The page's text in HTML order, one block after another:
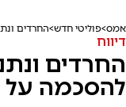
אמס פוליטי חדש החרדים
דיווח
החרדים
להסכמה על